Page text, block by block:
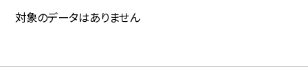
対象のデータはありません